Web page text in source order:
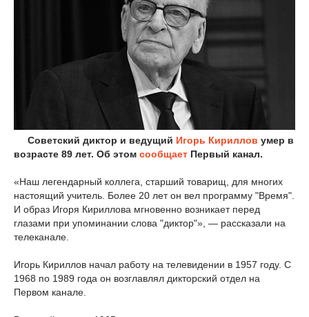
Советский диктор и ведущий Игорь Кириллов умер в
возрасте 89 лет. Об этом сообщает Первый канал.
«Наш легендарный коллега, старший товарищ, для многих
настоящий учитель. Более 20 лет он вел программу "Время".
И образ Игоря Кириллова мгновенно возникает перед
глазами при упоминании слова "диктор"», — рассказали на
телеканале.
Игорь Кириллов начал работу на телевидении в 1957 году. С
1968 по 1989 года он возглавлял дикторский отдел на
Первом канале.